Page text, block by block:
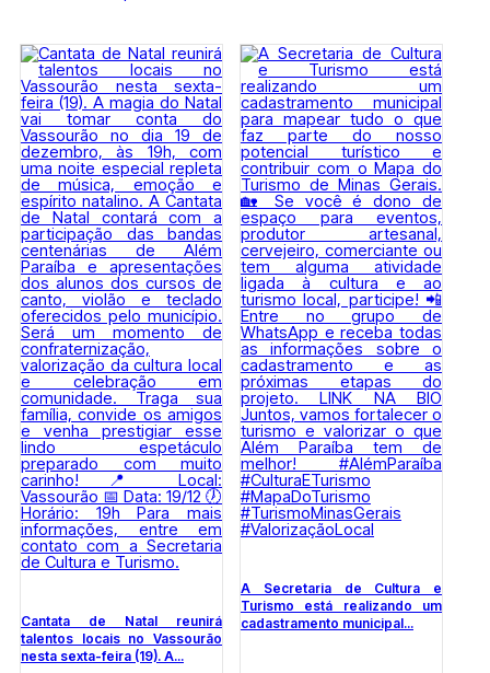
Cantata de Natal reunirá
talentos locais no Vassourão
nesta sexta-feira (19). A...
A Secretaria de Cultura e
Turismo está realizando um
cadastramento municipal...